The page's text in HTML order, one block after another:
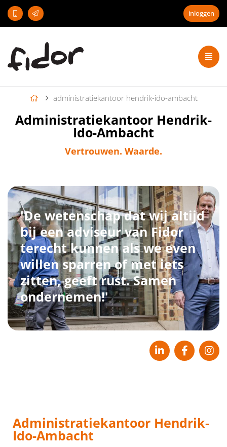
inloggen
administratiekantoor hendrik-ido-ambacht
Administratiekantoor Hendrik-
Ido-Ambacht
Vertrouwen. Waarde.
'De wetenschap dat wij altijd
bij een adviseur van Fidor
terecht kunnen als we even
willen sparren of met iets
zitten, geeft rust. Samen
ondernemen!'
Administratiekantoor Hendrik-
Ido-Ambacht